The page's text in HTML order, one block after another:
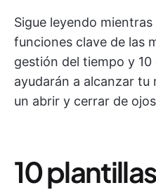
Sigue leyendo
funciones clave de las
gestión del tiempo y
ayudarán a alcanzar
un abrir y cerrar de
10